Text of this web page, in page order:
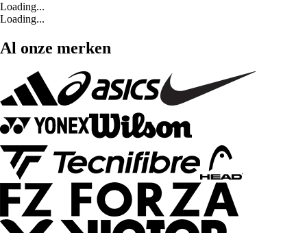
Loading...
Loading...
Al onze merken